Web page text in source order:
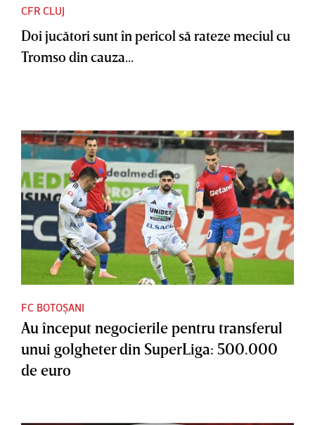
CFR CLUJ
Doi jucători sunt în pericol să rateze meciul cu
Tromso din cauza...
FC BOTOȘANI
Au început negocierile pentru transferul
unui golgheter din SuperLiga: 500.000
de euro